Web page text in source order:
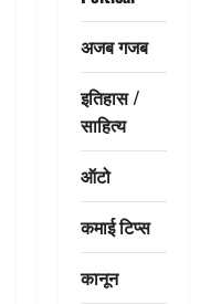
अजब गजब
इतिहास /
साहित्य
ऑटो
कमाई टिप्स
कानून